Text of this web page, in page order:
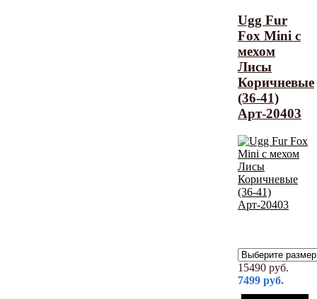
Ugg Fur
Fox Mini с
мехом
Лисы
Коричневые
(36-41)
Арт-20403
15490 руб.
7499 руб.